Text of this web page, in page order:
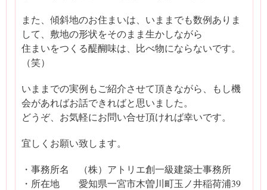
また、傾斜地のお住まいは、いままでも数例ありま
して、敷地の形状をそのまま生かしながら
住まいをつくる醍醐味は、比べ物にならないです。
（笑）
いままでの実例もご紹介させて頂きながら、もし機
会があればお話できればと思いました。
どうぞ、お気軽にお問い合せ頂ければ幸いです。
宜しくお願い致します。
・事務所名 （株）アトリエ創一級建築士事務所
・所在地 愛知県一宮市木曽川町玉ノ井稲荷浦39